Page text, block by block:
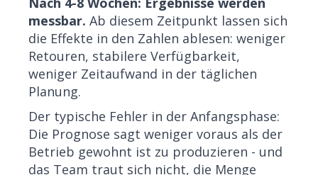
messbar. Ab diesem Zeitpunkt lassen sich
die Effekte in den Zahlen ablesen: weniger
Retouren, stabilere Verfügbarkeit,
weniger Zeitaufwand in der täglichen
Planung.
Der typische Fehler in der Anfangsphase:
Die Prognose sagt weniger voraus als der
Betrieb gewohnt ist zu produzieren - und
das Team traut sich nicht, die Menge